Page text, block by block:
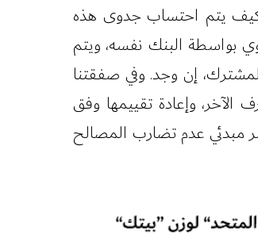
فكيف يتم احتساب جدوى هذه
بواسطة البنك نفسه، ويتم
إن وجد. وفي صفقتنا
وإعادة تقييمها وفق
مبدئي عدم تضارب المصالح